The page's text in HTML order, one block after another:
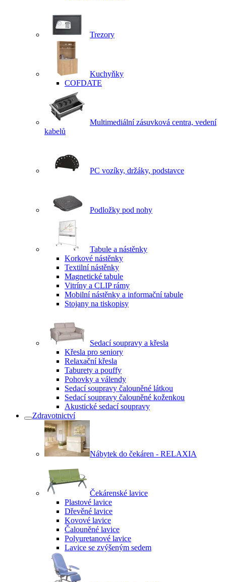
Trezory
Kuchyňky
COFDATE
Multimediální zásuvková centra, vedení
kabelů
PC vozíky, držáky, podstavce
Podložky pod nohy
Tabule a nástěnky
Korkové nástěnky
Textilní nástěnky
Magnetické tabule
Vitríny a CLIP rámy
Mobilní nástěnky a informační tabule
Stojany na tiskopisy
Sedací soupravy a křesla
Křesla pro seniory
Relaxační křesla
Taburety a pouffy
Pohovky a válendy
Sedací soupravy čalouněné látkou
Sedací soupravy čalouněné koženkou
Akustické sedací soupravy
Zdravotnictví
Nábytek do čekáren - RELAXIA
Čekárenské lavice
Plastové lavice
Dřevěné lavice
Kovové lavice
Čalouněné lavice
Polyuretanové lavice
Lavice se zvýšeným sedem